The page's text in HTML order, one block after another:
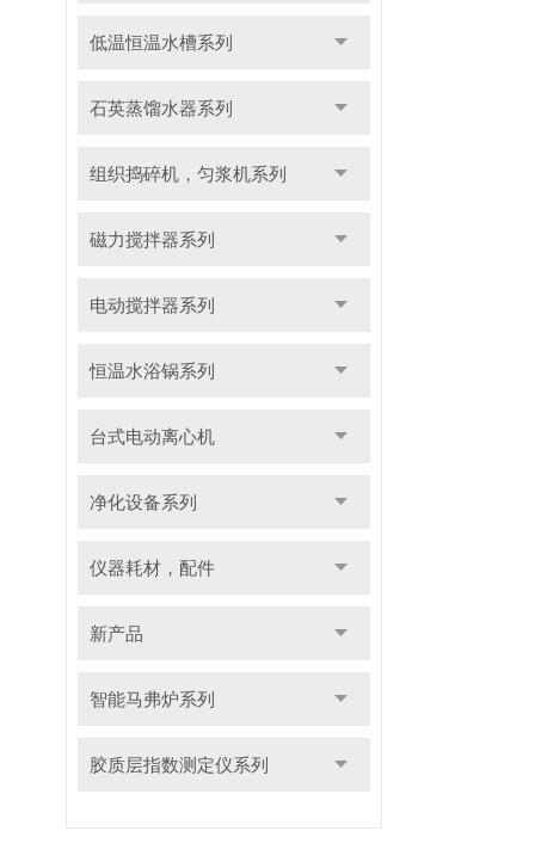
低温恒温水槽系列
石英蒸馏水器系列
组织捣碎机，匀浆机系列
磁力搅拌器系列
电动搅拌器系列
恒温水浴锅系列
台式电动离心机
净化设备系列
仪器耗材，配件
新产品
智能马弗炉系列
胶质层指数测定仪系列